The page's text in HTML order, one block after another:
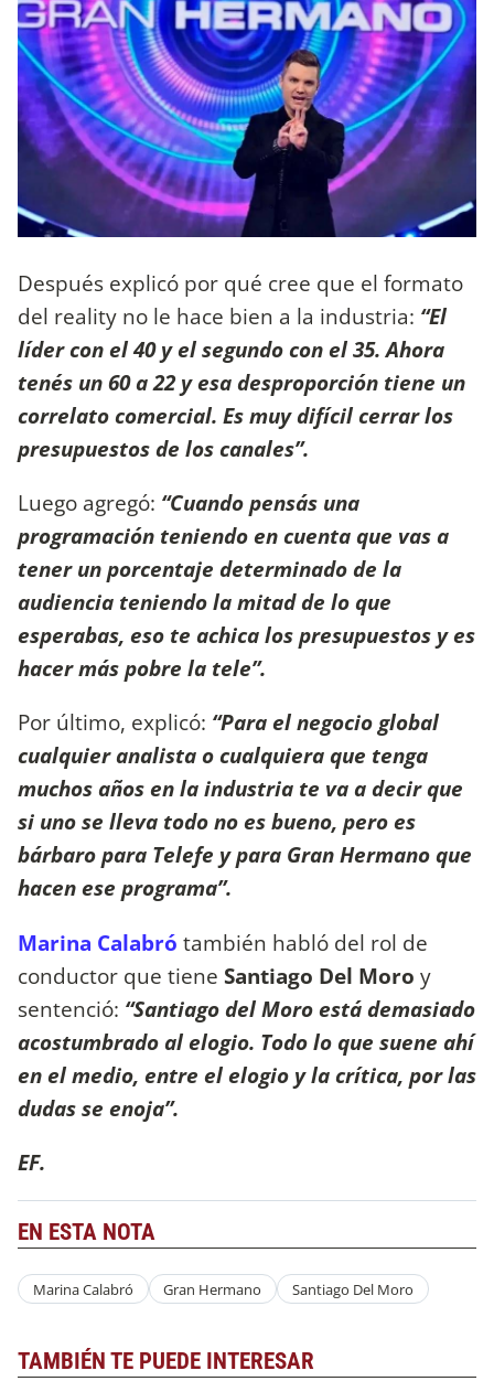
Después explicó por qué cree que el formato
del reality no le hace bien a la industria: “El
líder con el 40 y el segundo con el 35. Ahora
tenés un 60 a 22 y esa desproporción tiene un
correlato comercial. Es muy difícil cerrar los
presupuestos de los canales”.
Luego agregó: “Cuando pensás una
programación teniendo en cuenta que vas a
tener un porcentaje determinado de la
audiencia teniendo la mitad de lo que
esperabas, eso te achica los presupuestos y es
hacer más pobre la tele”.
Por último, explicó: “Para el negocio global
cualquier analista o cualquiera que tenga
muchos años en la industria te va a decir que
si uno se lleva todo no es bueno, pero es
bárbaro para Telefe y para Gran Hermano que
hacen ese programa”.
Marina Calabró también habló del rol de
conductor que tiene Santiago Del Moro y
sentenció: “Santiago del Moro está demasiado
acostumbrado al elogio. Todo lo que suene ahí
en el medio, entre el elogio y la crítica, por las
dudas se enoja”.
EF.
EN ESTA NOTA
Marina Calabró Gran Hermano Santiago Del Moro
TAMBIÉN TE PUEDE INTERESAR